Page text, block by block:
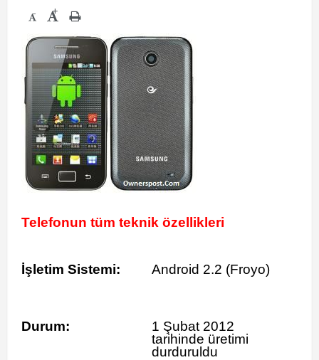
- +
Telefonun tüm teknik özellikleri
İşletim Sistemi: Android 2.2 (Froyo)
Durum:
1 Şubat 2012
tarihinde üretimi
durduruldu